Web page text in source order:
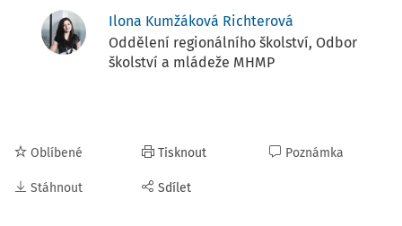
Ilona Kumžáková Richterová
Oddělení regionálního školství, Odbor
školství a mládeže MHMP
Oblíbené
Stáhnout
Tisknout
Sdílet
Poznámka